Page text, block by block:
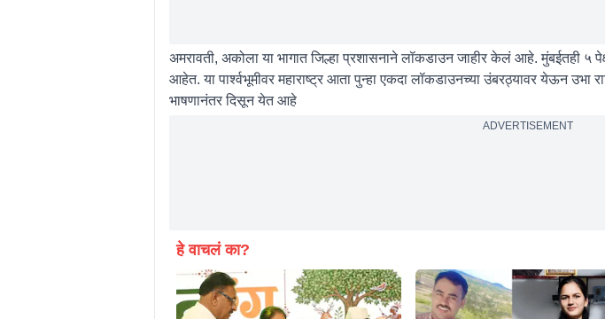
अमरावती, अकोला या भागात जिल्हा प्रशासनाने लॉकडाउन जाहीर केलं आहे. मुंबईतही ५
आहेत. या पार्श्वभूमीवर महाराष्ट्र आता पुन्हा एकदा लॉकडाउनच्या उंबरठ्यावर येऊन
भाषणानंतर दिसून येत आहे
ADVERTISEMENT
हे वाचलं का?